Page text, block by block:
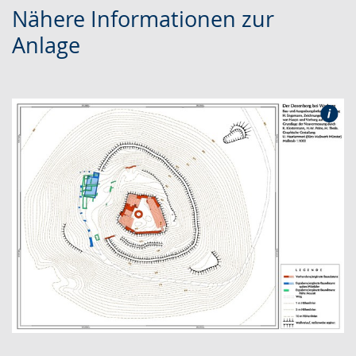
Nähere Informationen zur
Anlage